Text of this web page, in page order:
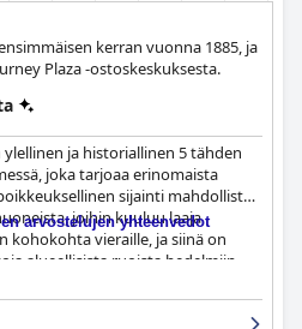
kerran vuonna 1885, ja
Plaza -ostoskeskuksesta.
ylellinen ja historiallinen 5 tähden
joka tarjoaa erinomaista
sijainti mahdollistaa
joihin kuuluu laaja
kohokohta vieraille, ja siinä on
alueellisista ruoista hedelmiin,
on mukavat, tilavat ja hyvin
sisustus ja upeat
arvostelujen yhteenvedot